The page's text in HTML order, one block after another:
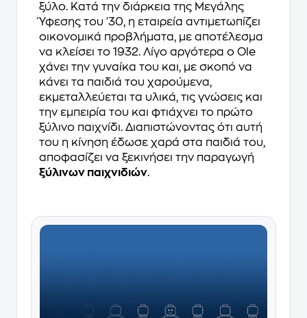
ξύλο. Κατά την διάρκεια της Μεγάλης
Ύφεσης του '30, η εταιρεία αντιμετωπίζει
οικονομικά προβλήματα, με αποτέλεσμα
να κλείσει το 1932. Λίγο αργότερα ο Ole
χάνει την γυναίκα του και, με σκοπό να
κάνει τα παιδιά του χαρούμενα,
εκμεταλλεύεται τα υλικά, τις γνώσεις και
την εμπειρία του και φτιάχνει το πρώτο
ξύλινο παιχνίδι. Διαπιστώνοντας ότι αυτή
του η κίνηση έδωσε χαρά στα παιδιά του,
αποφασίζει να ξεκινήσει την παραγωγή
ξύλινων παιχνιδιών.